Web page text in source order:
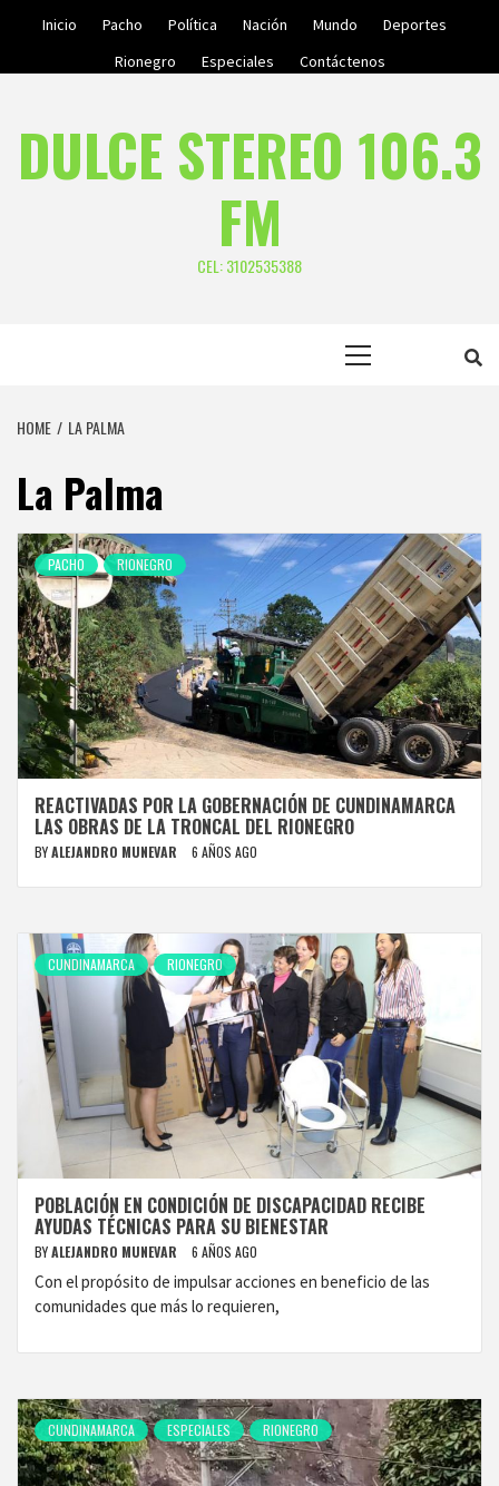
Inicio Pacho Política Nación Mundo
Deportes
Rionegro
Especiales Contáctenos
DULCE STEREO 106.3
FM
CEL: 3102535388
HOME LA PALMA
La Palma
PACHO RIONEGRO
REACTIVADAS POR LA GOBERNACIÓN DE CUNDINAMARCA
LAS OBRAS DE LA TRONCAL DEL RIONEGRO
BYALEJANDRO MUNEVAR 6 AÑOS AGO
CUNDINAMARCA RIONEGRO
POBLACIÓN EN CONDICIÓN DE DISCAPACIDAD RECIBE
AYUDAS TÉCNICAS PARA SU BIENESTAR
BYALEJANDRO MUNEVAR 6 AÑOS AGO
Con el propósito de impulsar acciones en beneficio de las
comunidades que más lo requieren,
CUNDINAMARCA ESPECIALES RIONEGRO